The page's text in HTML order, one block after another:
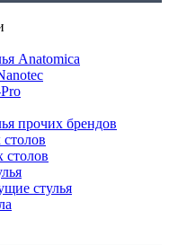
Anatomica
прочих брендов
столов
стулья